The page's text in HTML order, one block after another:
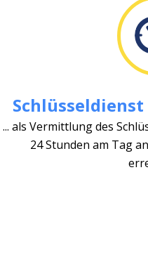
... als Vermittlung des
24 Stunden am Tag